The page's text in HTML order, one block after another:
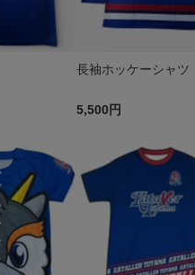
長袖ホッケーシャツ
5,500円